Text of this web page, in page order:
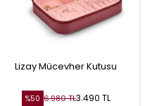
Lizay Mücevher Kutusu
%50 6.980TL3.490 TL